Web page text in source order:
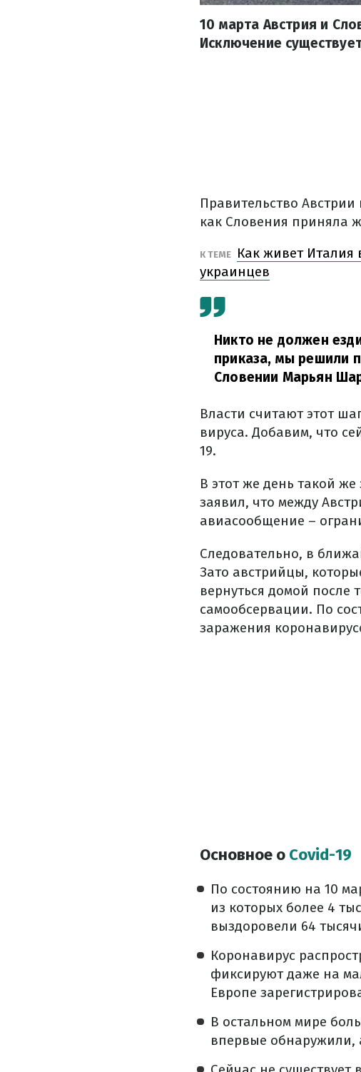
10 марта Австрия и
Исключение
Правительство
как Словения приняла
К ТЕМЕ
Как живет Италия
украинцев
Никто не должен
приказа, мы решили
Словении Марьян
Власти считают этот
вируса. Добавим, что
19.
В этот же день такой
заявил, что между
авиасообщение –
Следовательно, в
Зато австрийцы,
вернуться домой после
самообсервации. По
заражения
Основное о Covid-19
По состоянию на 10
из которых более 4
выздоровели 64
Коронавирус
фиксируют даже на
Европе
В остальном мире
впервые